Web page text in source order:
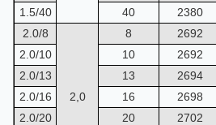
1.5/40
40 2380
2.0/8
2,0
8 2692
2.0/10
10 2692
2.0/13
13 2694
2.0/16
16 2698
2.0/20
20 2702